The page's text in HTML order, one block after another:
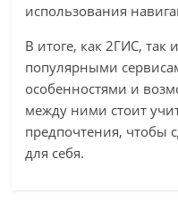
использования
В итоге, как 2ГИС, так
популярными
особенностями и
между ними стоит
предпочтения, чтобы
для себя.